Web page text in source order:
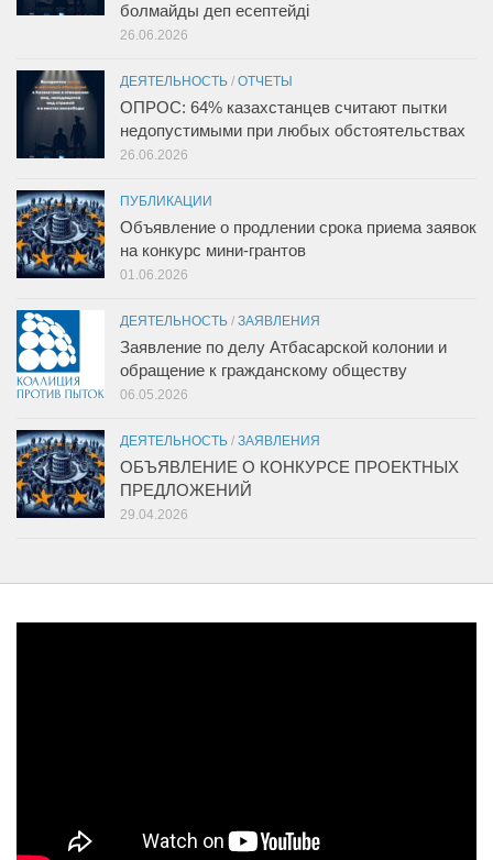
болмайды деп есептейді
26.06.2026
ДЕЯТЕЛЬНОСТЬ / ОТЧЕТЫ
ОПРОС: 64% казахстанцев считают пытки
недопустимыми при любых обстоятельствах
26.06.2026
ПУБЛИКАЦИИ
Объявление о продлении срока приема заявок
на конкурс мини-грантов
01.06.2026
ДЕЯТЕЛЬНОСТЬ / ЗАЯВЛЕНИЯ
Заявление по делу Атбасарской колонии и
обращение к гражданскому обществу
06.05.2026
ДЕЯТЕЛЬНОСТЬ / ЗАЯВЛЕНИЯ
ОБЪЯВЛЕНИЕ О КОНКУРСЕ ПРОЕКТНЫХ
ПРЕДЛОЖЕНИЙ
29.04.2026